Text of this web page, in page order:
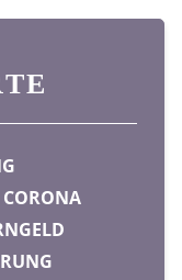
CORONA